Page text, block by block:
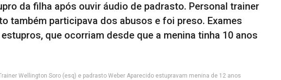
da filha após ouvir áudio de padrasto. Personal trainer
também participava dos abusos e foi preso. Exames
que ocorriam desde que a menina tinha 10 anos
Wellington Soro (esq) e padrasto Weber Aparecido estupravam menina de 12 anos